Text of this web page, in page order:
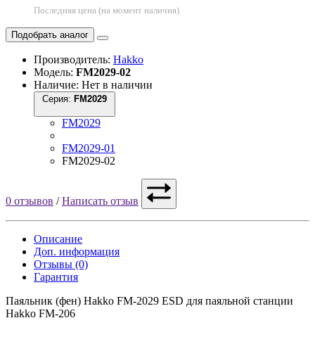
Последняя цена (на момент наличия)
Подобрать аналог
Производитель: Hakko
Модель: FM2029-02
Наличие: Нет в наличии
Серия:
FM2029
FM2029-01
FM2029-02
0 отзывов /Написать отзыв
Описание
Доп. информация
Отзывы (0)
Гарантия
Паяльник (фен) Hakko FM-2029 ESD для паяльной станции
Hakko FM-206